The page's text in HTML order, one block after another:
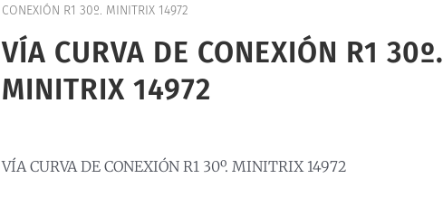
CONEXIÓN R1 30º. MINITRIX 14972
VÍA CURVA DE CONEXIÓN R1 30º.
MINITRIX 14972
VÍA CURVA DE CONEXIÓN R1 30º. MINITRIX 14972